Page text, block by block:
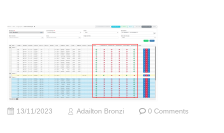
13/11/2023 Adailton Bronzi 0 Comments